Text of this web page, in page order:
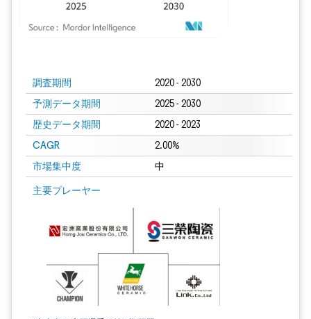
調査期間 2020 - 2030
予測データ期間 2025 - 2030
歴史データ期間 2020 - 2023
CAGR 2.00%
市場集中度 中
主要プレーヤー